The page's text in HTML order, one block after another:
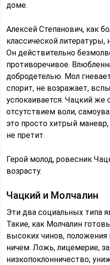
доме.
Алексей Степанович, как
классической
Он действительно
противоречивое.
добродетелью. Мол
спорит, не возражает,
успокаивается. Чацкий же
отсутствием воли,
это просто хитрый
не претит.
Герой молод, ровесник
возрасту.
Чацкий и Молчалин
Эти два социальных типа
Такие, как Молчалин
высоких чинов,
ничем. Ложь, лицемерие,
низкопоклонничество,